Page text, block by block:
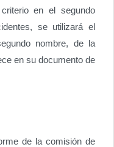
en el segundo
se utilizará el
nombre, de la
en su documento de
de la comisión de